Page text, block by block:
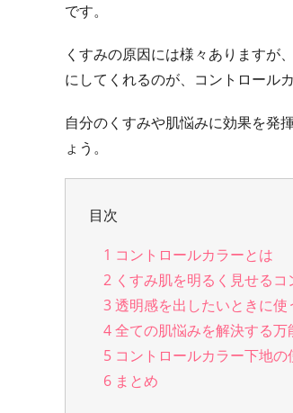
です。
くすみの原因には様々ありますが
にしてくれるのが、コントロールカ
自分のくすみや肌悩みに効果を発
ょう。
目次
1 コントロールカラーとは
2 くすみ肌を明るく見せる
3透明感を出したいときに
4全ての肌悩みを解決する万
5 コントロールカラー下地の
6 まとめ